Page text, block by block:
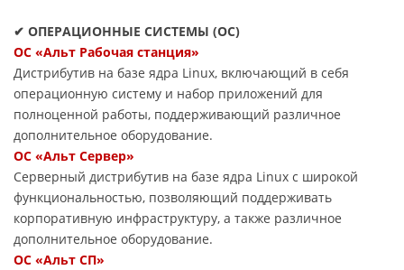
✔ ОПЕРАЦИОННЫЕ СИСТЕМЫ (ОС)
ОС «Альт Рабочая станция»
Дистрибутив на базе ядра Linux, включающий в себя
операционную систему и набор приложений для
полноценной работы, поддерживающий различное
дополнительное оборудование.
ОС «Альт Сервер»
Серверный дистрибутив на базе ядра Linux с широкой
функциональностью, позволяющий поддерживать
корпоративную инфраструктуру, а также различное
дополнительное оборудование.
ОС «Альт СП»